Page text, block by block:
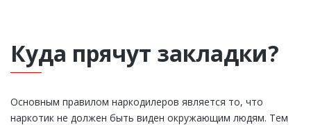
Куда прячут закладки?
Основным правилом наркодилеров является то, что
наркотик не должен быть виден окружающим людям. Тем